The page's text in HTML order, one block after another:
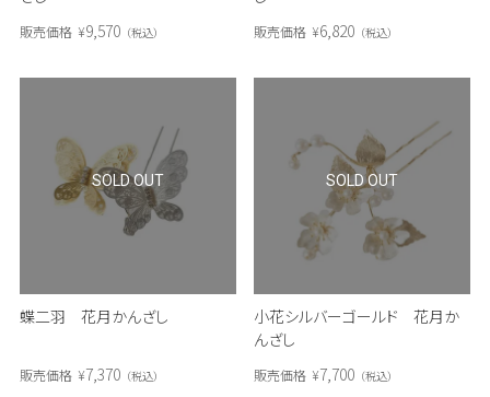
販売価格 ¥9,570 税込 販売価格 ¥6,820 税込
蝶二羽 花月かんざし
販売価格 ¥7,370 税込
SOLD OUT
小花シルバーゴールド 花月か
んざし
販売価格 ¥7,700 税込
SOLD OUT